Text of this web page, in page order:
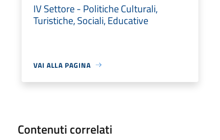
IV Settore - Politiche Culturali,
Turistiche, Sociali, Educative
VAI ALLA PAGINA
Contenuti correlati